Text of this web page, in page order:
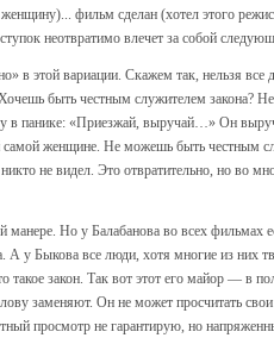
фильм сделан (хотел этого
неотвратимо влечет за собой
в этой вариации. Скажем так, нельзя все
быть честным служителем закона?
в панике: «Приезжай, выручай…» Он
самой женщине. Не можешь быть честным
не видел. Это отвратительно, но во
манере. Но у Балабанова во всех фильмах
А у Быкова все люди, хотя многие из них
такое закон. Так вот этот его майор — в
заменяют. Он не может просчитать
просмотр не гарантирую, но